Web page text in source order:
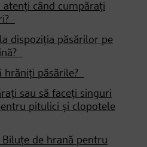
atenți când cumpărați
dispoziția păsărilor pe
hrăniți păsările?
sau să faceți singuri
pitulici și clopotele
Biluțe de hrană pentru